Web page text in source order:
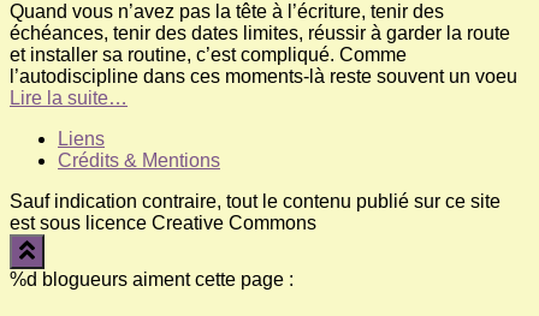
Quand vous n’avez pas la tête à l’écriture, tenir des
échéances, tenir des dates limites, réussir à garder la route
et installer sa routine, c’est compliqué. Comme
l’autodiscipline dans ces moments-là reste souvent un voeu
Lire la suite…
Liens
Crédits & Mentions
Sauf indication contraire, tout le contenu publié sur ce site
est sous licence Creative Commons
%d blogueurs aiment cette page :